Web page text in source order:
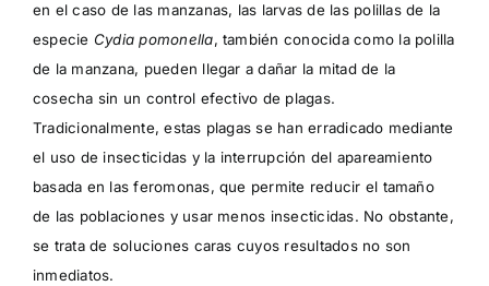
en el caso de las manzanas, las larvas de las polillas de la
especie Cydia pomonella, también conocida como la polilla
de la manzana, pueden llegar a dañar la mitad de la
cosecha sin un control efectivo de plagas.
Tradicionalmente, estas plagas se han erradicado mediante
el uso de insecticidas y la interrupción del apareamiento
basada en las feromonas, que permite reducir el tamaño
de las poblaciones y usar menos insecticidas. No obstante,
se trata de soluciones caras cuyos resultados no son
inmediatos.